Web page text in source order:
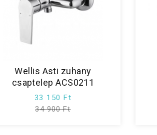
Wellis Asti zuhany
csaptelep ACS0211
33 150 Ft
34 900 Ft